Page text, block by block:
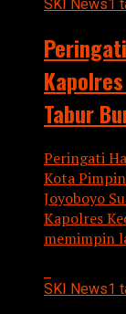
SKI News1
Tabur
Peringati
Kota
Joyoboyo
Kapolres
memimpin
SKI News1